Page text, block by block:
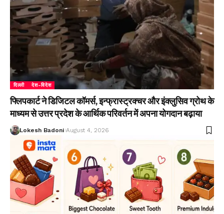
दिल्ली देश-विदेश
फ्लिपकार्ट ने डिजिटल कॉमर्स, इन्फ्रास्ट्रक्चर और इंक्लुसिव ग्रोथ के
माध्यम से उत्तर प्रदेश के आर्थिक परिवर्तन में अपना योगदान बढ़ाया
Lokesh Badoni August 4, 2026